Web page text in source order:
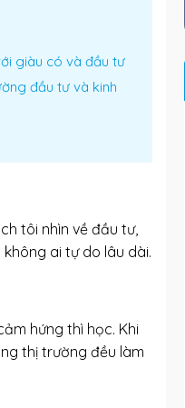
giàu có và đầu tư
đầu tư và kinh
tôi nhìn về đầu tư,
ai tự do lâu dài.
hứng thì học. Khi
thị trường đều làm